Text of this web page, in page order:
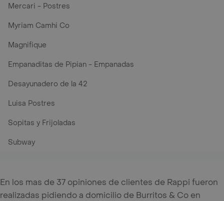
Mercari - Postres
Myriam Camhi Co
Magnifique
Empanaditas de Pipian - Empanadas
Desayunadero de la 42
Luisa Postres
Sopitas y Frijoladas
Subway
En los mas de 37 opiniones de clientes de Rappi fueron
realizadas pidiendo a domicilio de Burritos & Co en